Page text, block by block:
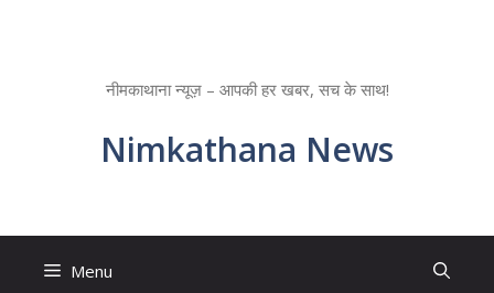
नीमकाथाना न्यूज़ – आपकी हर खबर, सच के साथ!
Nimkathana News
Menu